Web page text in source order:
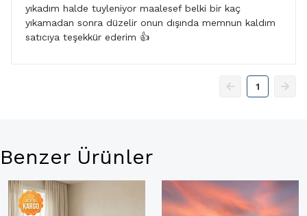
yıkadım halde tuyleniyor maalesef belki bir kaç
yıkamadan sonra düzelir onun dışında memnun kaldım
satıcıya teşekkür ederim 👍
1
Benzer Ürünler